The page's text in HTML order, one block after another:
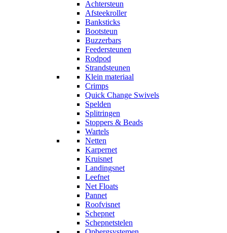
Achtersteun
Afsteekroller
Banksticks
Bootsteun
Buzzerbars
Feedersteunen
Rodpod
Strandsteunen
Klein materiaal
Crimps
Quick Change Swivels
Spelden
Splitringen
Stoppers & Beads
Wartels
Netten
Karpernet
Kruisnet
Landingsnet
Leefnet
Net Floats
Pannet
Roofvisnet
Schepnet
Schepnetstelen